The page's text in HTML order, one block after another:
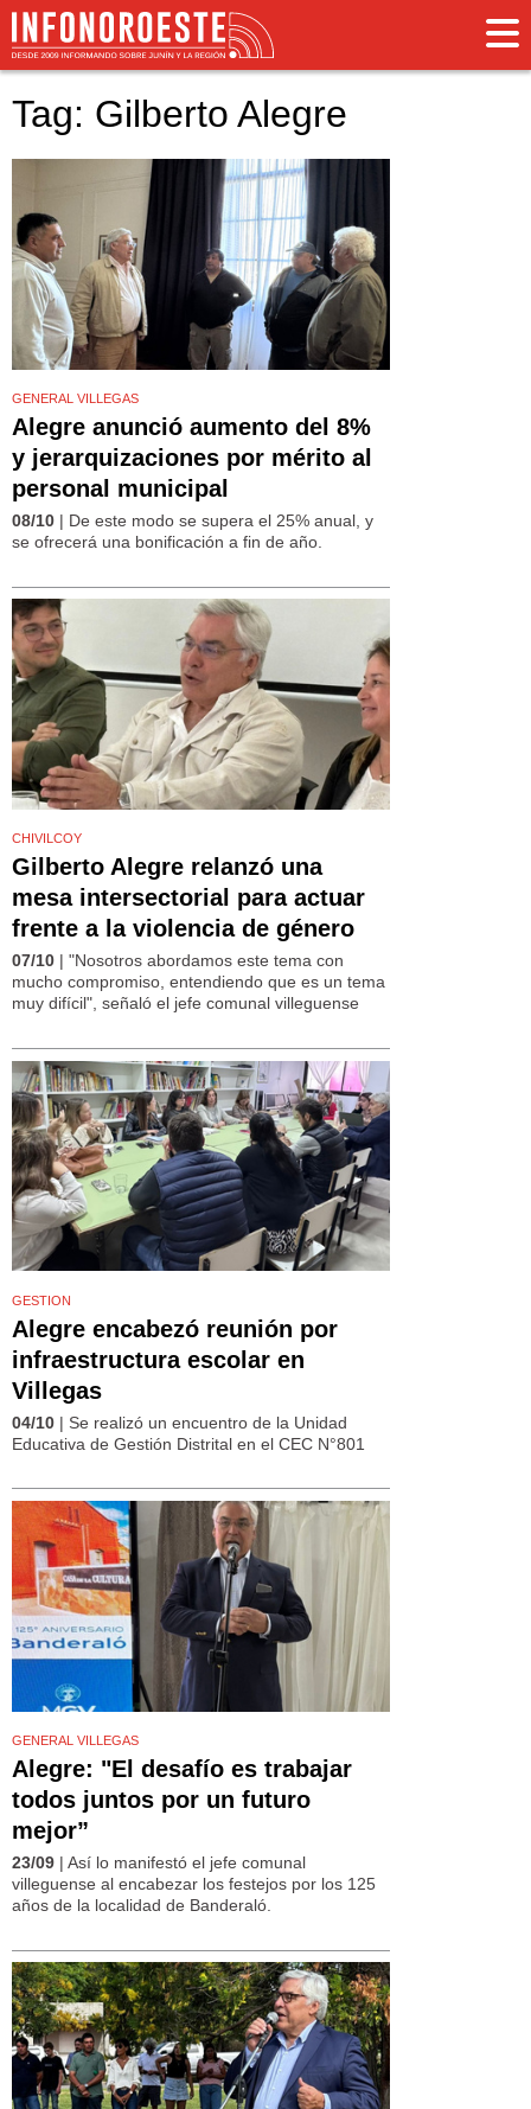
Tag: Gilberto Alegre
GENERAL VILLEGAS
Alegre anunció aumento del 8%
y jerarquizaciones por mérito al
personal municipal
08/10 | De este modo se supera el 25% anual, y
se ofrecerá una bonificación a fin de año.
CHIVILCOY
Gilberto Alegre relanzó una
mesa intersectorial para actuar
frente a la violencia de género
07/10 | "Nosotros abordamos este tema con
mucho compromiso, entendiendo que es un tema
muy difícil", señaló el jefe comunal villeguense
GESTION
Alegre encabezó reunión por
infraestructura escolar en
Villegas
04/10 | Se realizó un encuentro de la Unidad
Educativa de Gestión Distrital en el CEC N°801
GENERAL VILLEGAS
Alegre: "El desafío es trabajar
todos juntos por un futuro
mejor”
23/09 | Así lo manifestó el jefe comunal
villeguense al encabezar los festejos por los 125
años de la localidad de Banderaló.